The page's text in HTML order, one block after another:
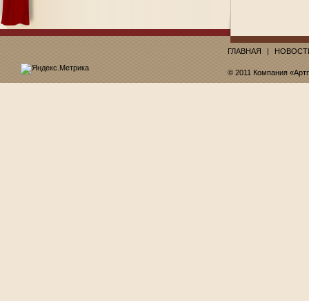
ГЛАВНАЯ
© 2011 Компания